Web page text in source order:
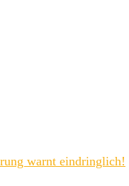
warnt eindringlich!